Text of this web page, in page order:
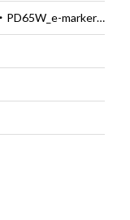
USB Type-C（Alt Mode・PD65W_e-marker対応） × 1 ／ HDMI × 1 ／ DisplayPort × 1